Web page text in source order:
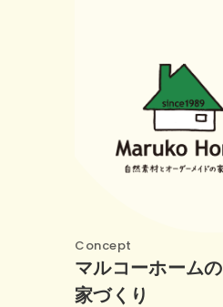
Concept
マルコーホームの
家づくり